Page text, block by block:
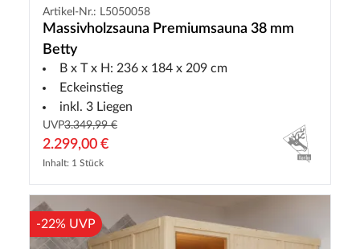
Artikel-Nr.: L5050058
Massivholzsauna Premiumsauna 38 mm
Betty
B x T x H: 236 x 184 x 209 cm
Eckeinstieg
inkl. 3 Liegen
UVP3.349,99 €
2.299,00 €
Inhalt: 1 Stück
-22% UVP